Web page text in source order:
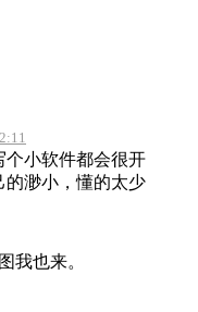
个小软件都会很开
的渺小，懂的太少
我也来。